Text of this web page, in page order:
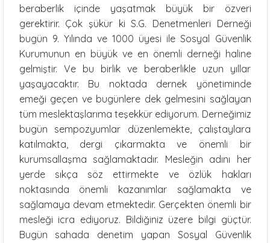
beraberlik içinde yaşatmak büyük bir özveri
gerektirir. Çok şükür ki S.G. Denetmenleri Derneği
bugün 9. Yılında ve 1000 üyesi ile Sosyal Güvenlik
Kurumunun en büyük ve en önemli derneği haline
gelmiştir. Ve bu birlik ve beraberlikle uzun yıllar
yaşayacaktır. Bu noktada dernek yönetiminde
emeği geçen ve bugünlere dek gelmesini sağlayan
tüm meslektaşlarıma teşekkür ediyorum. Derneğimiz
bugün sempozyumlar düzenlemekte, çalıştaylara
katılmakta, dergi çıkarmakta ve önemli bir
kurumsallaşma sağlamaktadır. Mesleğin adını her
yerde sıkça söz ettirmekte ve özlük hakları
noktasında önemli kazanımlar sağlamakta ve
sağlamaya devam etmektedir. Gerçekten önemli bir
mesleği icra ediyoruz. Bildiğiniz üzere bilgi güçtür.
Bugün sahada denetim yapan Sosyal Güvenlik